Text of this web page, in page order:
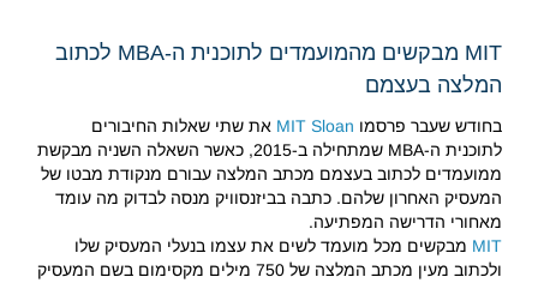
MIT מבקשים מהמועמדים לתוכנית ה-MBA לכתוב
המלצה בעצמם
בחודש שעבר פרסמו MIT Sloan את שתי שאלות החיבורים
לתוכנית ה-MBA שמתחילה ב-2015, כאשר השאלה השניה מבקשת
ממועמדים לכתוב בעצמם מכתב המלצה עבורם מנקודת מבטו של
המעסיק האחרון שלהם. כתבה בביזנסוויק מנסה לבדוק מה עומד
מאחורי הדרישה המפתיעה.
MIT מבקשים מכל מועמד לשים את עצמו בנעלי המעסיק שלו
ולכתוב מעין מכתב המלצה של 750 מילים מקסימום בשם המעסיק